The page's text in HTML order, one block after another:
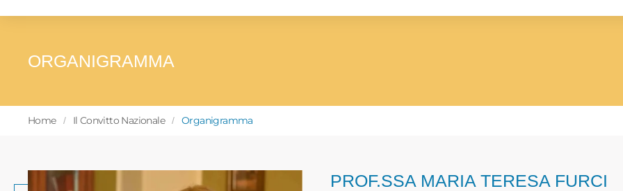
ORGANIGRAMMA
Home Il Convitto Nazionale Organigramma
PROF.SSA MARIA TERESA FURCI